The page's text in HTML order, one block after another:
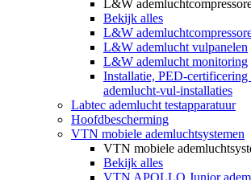
L&W
Bekijk alles
L&W
L&W ademlucht vulpanelen
L&W ademlucht monitoring
Installatie, PED-certificering
ademlucht-vul-installaties
Labtec ademlucht testapparatuur
Hoofdbescherming
VTN mobiele ademluchtsystemen
VTN mobiele
Bekijk alles
VTN APOLLO Junior